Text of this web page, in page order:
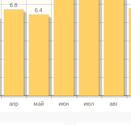
апр май июн июл авг
6.4
6.8